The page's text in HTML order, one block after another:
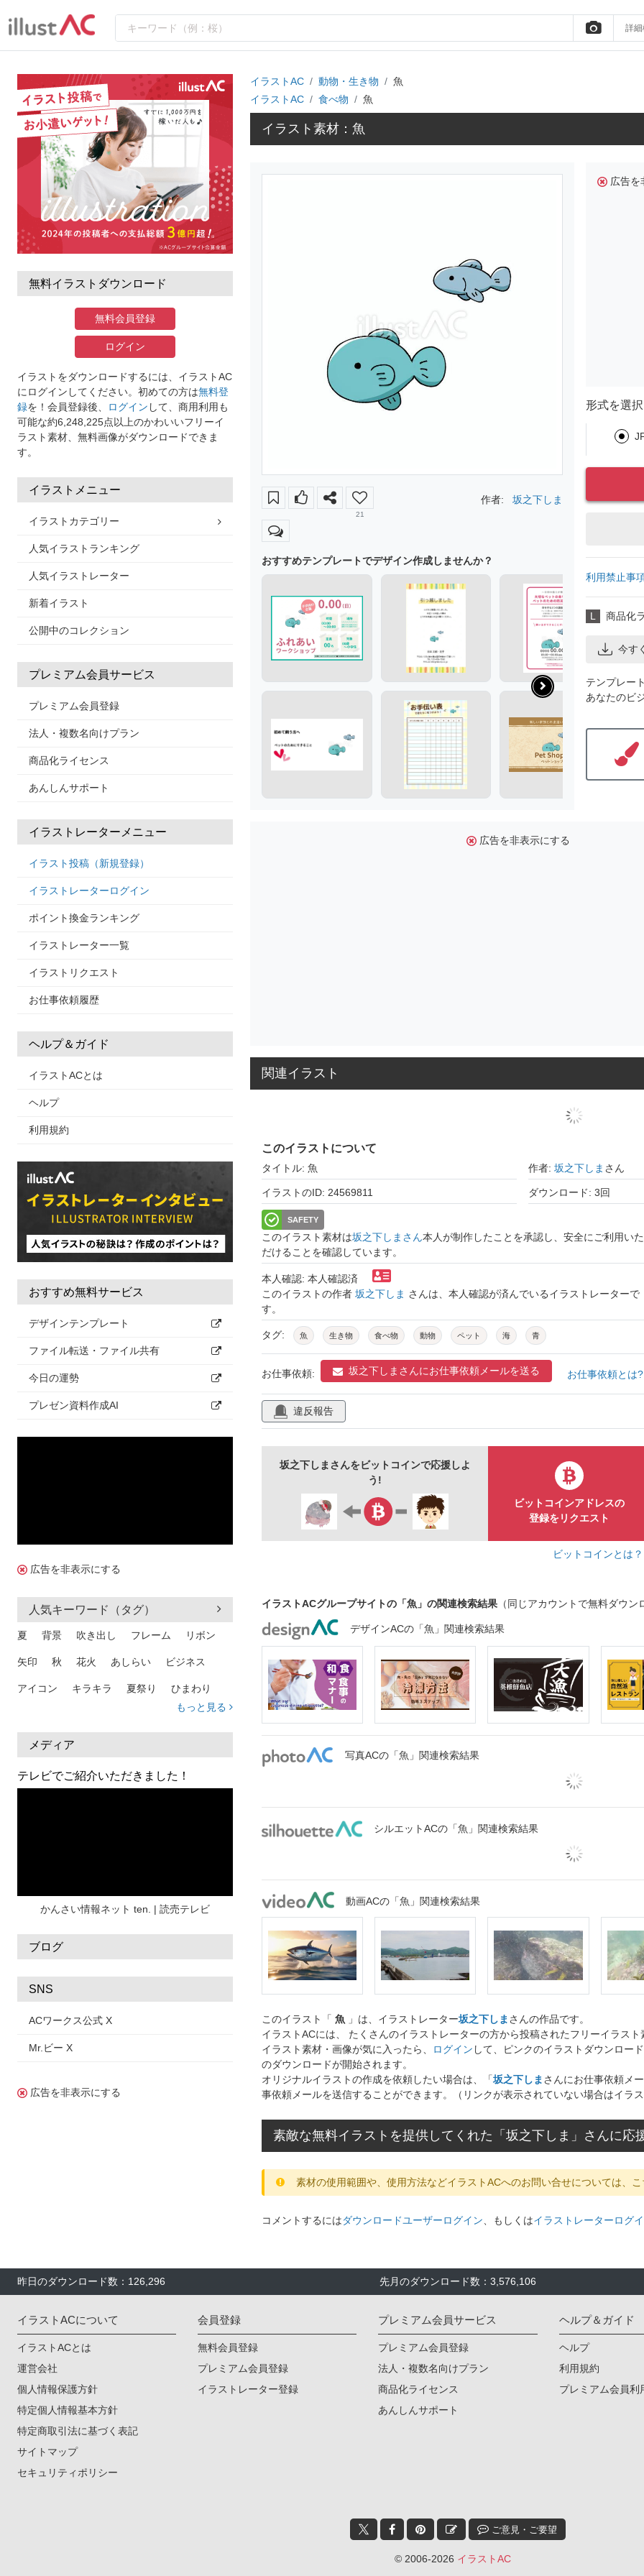
詳細
無料イラストダウンロード
無料会員登録
ログイン
イラストをダウンロードするには、イラストAC
にログインしてください。初めての方は無料登
録を！会員登録後、 ログイン して、商用利用も
可能な約6,248,225点以上のかわいいフリーイ
ラスト素材、無料画像がダウンロードできま
す。
イラストメニュー
イラストカテゴリー
人気イラストランキング
人気イラストレーター
新着イラスト
公開中のコレクション
プレミアム会員サービス
プレミアム会員登録
法人・複数名向けプラン
商品化ライセンス
あんしんサポート
イラストレーターメニュー
イラスト投稿（新規登録）
イラストレーターログイン
ポイント換金ランキング
イラストレーター一覧
イラストリクエスト
お仕事依頼履歴
ヘルプ＆ガイド
イラストACとは
ヘルプ
利用規約
おすすめ無料サービス
デザインテンプレート
ファイル転送・ファイル共有
今日の運勢
プレゼン資料作成AI
広告を非表示にする
人気キーワード（タグ）
夏 背景 吹き出し フレーム リボン
矢印 秋 花火 あしらい ビジネス
アイコン キラキラ 夏祭り ひまわり
熱中症
人物 暑中見舞い
日本地図 海
もっと見る
メディア
テレビでご紹介いただきました！
かんさい情報ネット ten. | 読売テレビ
ブログ
SNS
ACワークス公式 X
Mr.ビー X
広告を非表示にする
イラストAC 動物・生き物
魚
イラストAC
食べ物 魚
イラスト素材：魚
21
作者: 坂之下しま
おすすめテンプレートでデザイン作成しませんか？
広告を
形式を選
利用禁止事
L 商品化
今す
テンプレー
あなたのビ
広告を非表示にする
関連イラスト
このイラストについて
タイトル: 魚 作者: 坂之下しま さん
イラストのID: 24569811 ダウンロード: 3回
SAFETY
このイラスト素材は坂之下しまさん本人が制作したことを承認し、安全にご利用いた
だけることを確認しています。
本人確認: 本人確認済
このイラストの作者 坂之下しま さんは、本人確認が済んでいるイラストレーターで
す。
タグ: 魚 生き物 食べ物 動物 ペット 海 青
お仕事依頼: 坂之下しまさんにお仕事依頼メールを送る お仕事依頼とは?
違反報告
坂之下しまさんをビットコインで応援しよ
う!
ビットコインアドレスの
登録をリクエスト
ビットコインとは？
イラストACグループサイトの「魚」の関連検索結果 （同じアカウントで無料ダウン
デザインACの「魚」関連検索結果
写真ACの「魚」関連検索結果
シルエットACの「魚」関連検索結果
動画ACの「魚」関連検索結果
このイラスト「 魚 」は、イラストレーター坂之下しま さんの作品です。
イラストACには、 たくさんのイラストレーターの方から投稿されたフリーイラス
イラスト素材・画像が気に入ったら、
ログイン して、ピンクのイラストダウンロー
のダウンロードが開始されます。
オリジナルイラストの作成を依頼したい場合は、「坂之下しま さんにお仕事依頼メ
事依頼メールを送信することができます。（リンクが表示されていない場合はイラ
素敵な無料イラストを提供してくれた「坂之下しま」さんに応
素材の使用範囲や、使用方法などイラストACへのお問い合せについては、
コメントするにはダウンロードユーザーログイン 、もしくはイラストレーターログ
昨日のダウンロード数：126,296 先月のダウンロード数：3,576,106
イラストACについて
イラストACとは
運営会社
個人情報保護方針
特定個人情報基本方針
特定商取引法に基づく表記
サイトマップ
セキュリティポリシー
会員登録
無料会員登録
プレミアム会員登録
イラストレーター登録
プレミアム会員サービス
プレミアム会員登録
法人・複数名向けプラン
商品化ライセンス
あんしんサポート
ヘルプ＆ガイド
ヘルプ
利用規約
プレミアム会員利
ご意見・ご要望
© 2006-2026 イラストAC